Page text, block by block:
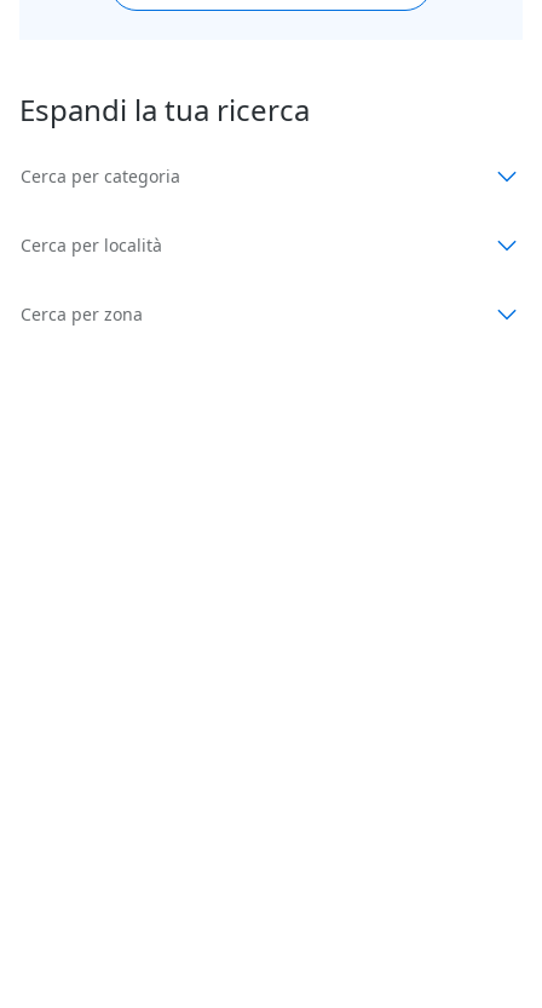
Espandi la tua ricerca
Cerca per categoria
Cerca per località
Cerca per zona